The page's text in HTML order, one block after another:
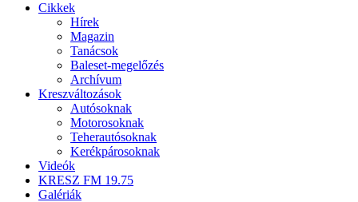
Cikkek
Hírek
Magazin
Tanácsok
Baleset-megelőzés
Archívum
Kreszváltozások
Autósoknak
Motorosoknak
Teherautósoknak
Kerékpárosoknak
Videók
KRESZ FM 19.75
Galériák